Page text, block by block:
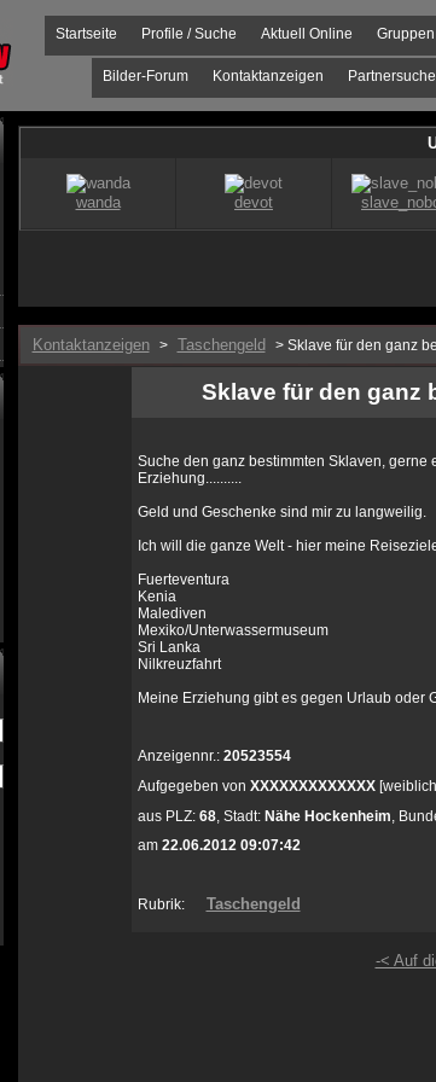
Gruppen
Aktuell Online
Profile / Suche
Startseite
Partnersuche
Kontaktanzeigen
Bilder-Forum
Kontaktanzeigen > Taschengeld > Sklave für den ganz
Sklave für den ganz
Suche den ganz bestimmten Sklaven, gerne
Erziehung..........
Geld und Geschenke sind mir zu langweilig.
Ich will die ganze Welt - hier meine
Fuerteventura
Kenia
Malediven
Mexiko/Unterwassermuseum
Sri Lanka
Nilkreuzfahrt
Meine Erziehung gibt es gegen Urlaub oder
Anzeigennr.: 20523554
Aufgegeben von XXXXXXXXXXXXX
aus PLZ: 68, Stadt: Nähe Hockenheim,
am 22.06.2012 09:07:42
Rubrik: Taschengeld
-< Auf